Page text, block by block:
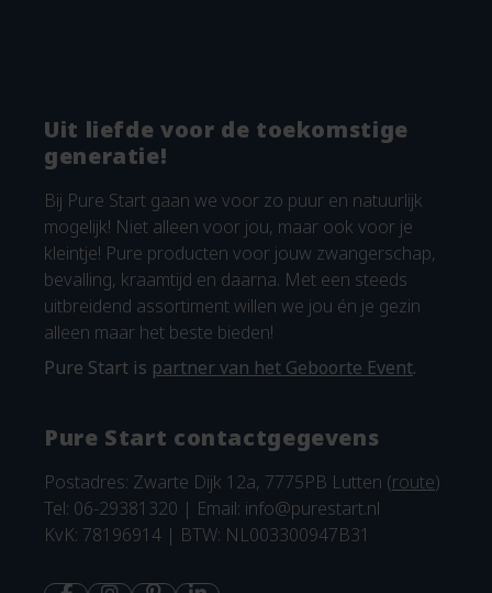
Uit liefde voor de toekomstige
generatie!
Bij Pure Start gaan we voor zo puur en natuurlijk
mogelijk! Niet alleen voor jou, maar ook voor je
kleintje! Pure producten voor jouw zwangerschap,
bevalling, kraamtijd en daarna. Met een steeds
uitbreidend assortiment willen we jou én je gezin
alleen maar het beste bieden!
Pure Start is partner van het Geboorte Event.
Pure Start contactgegevens
Postadres: Zwarte Dijk 12a, 7775PB Lutten (route)
Tel: 06-29381320 | Email: info@purestart.nl
KvK: 78196914 | BTW: NL003300947B31